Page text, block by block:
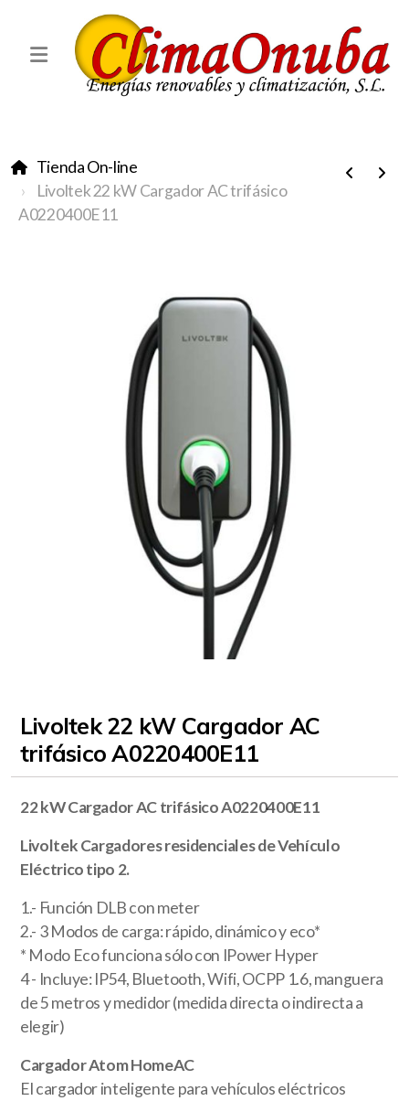
Tienda On-line
Livoltek 22 kW Cargador AC trifásico
A0220400E11
Livoltek 22 kW Cargador AC
trifásico A0220400E11
22 kW Cargador AC trifásico A0220400E11
Livoltek Cargadores residenciales de Vehículo
Eléctrico tipo 2.
1.- Función DLB con meter
2.- 3 Modos de carga: rápido, dinámico y eco*
* Modo Eco funciona sólo con IPower Hyper
4 - Incluye: IP54, Bluetooth, Wifi, OCPP 1.6, manguera
de 5 metros y medidor (medida directa o indirecta a
elegir)
Cargador Atom HomeAC
El cargador inteligente para vehículos eléctricos